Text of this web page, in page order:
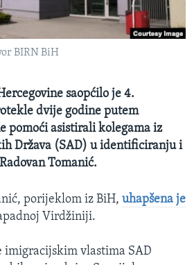
BIRN BiH
saopćilo je 4.
dvije godine putem
pomoći asistirali kolegama iz
Država (SAD) u identificiranju i
Tomanić.
porijeklom iz BiH, uhapšena je
Virdžiniji.
imigracijskim vlastima SAD